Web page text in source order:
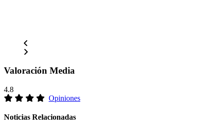
Valoración Media
4.8
Opiniones
Noticias Relacionadas